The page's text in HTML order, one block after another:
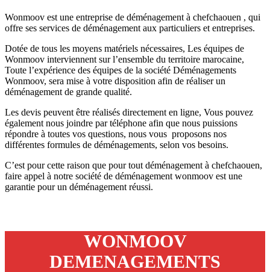
Wonmoov est une entreprise de déménagement à chefchaouen , qui
offre ses services de déménagement aux particuliers et entreprises.
Dotée de tous les moyens matériels nécessaires, Les équipes de
Wonmoov interviennent sur l’ensemble du territoire marocaine,
Toute l’expérience des équipes de la société Déménagements
Wonmoov, sera mise à votre disposition afin de réaliser un
déménagement de grande qualité.
Les devis peuvent être réalisés directement en ligne, Vous pouvez
également nous joindre par téléphone afin que nous puissions
répondre à toutes vos questions, nous vous proposons nos
différentes formules de déménagements, selon vos besoins.
C’est pour cette raison que pour tout déménagement à chefchaouen,
faire appel à notre société de déménagement wonmoov est une
garantie pour un déménagement réussi.
WONMOOV
DEMENAGEMENTS